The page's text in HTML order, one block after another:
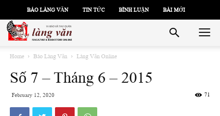
BÁO LÀNG VĂN TIN TỨC BÌNH LUẬN BÀI MỚI
Home Báo Làng Văn Làng Văn Online
Số 7 – Tháng 6 – 2015
February 12, 2020 71